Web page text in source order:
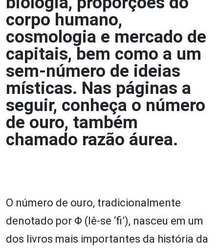
corpo humano,
cosmologia e mercado de
capitais, bem como a um
sem-número de ideias
místicas. Nas páginas a
seguir, conheça o número
de ouro, também
chamado razão áurea.
O número de ouro, tradicionalmente
denotado por Φ (lê-se ‘fi’), nasceu em um
dos livros mais importantes da história da